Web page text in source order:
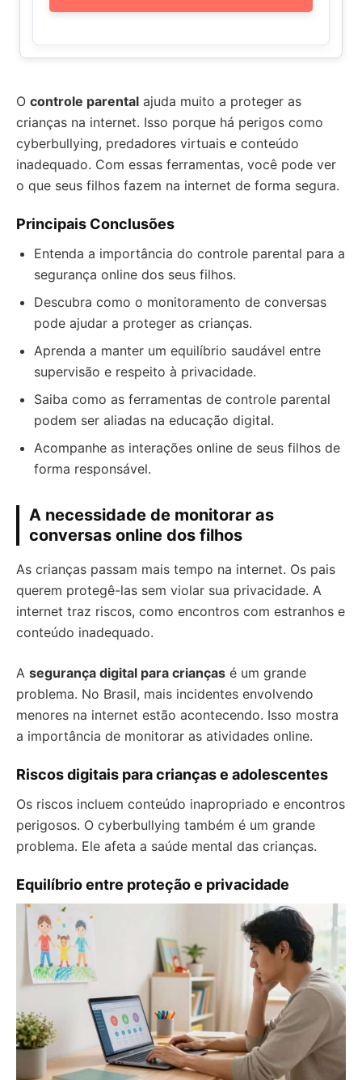
O controle parental ajuda muito a proteger as
crianças na internet. Isso porque há perigos como
cyberbullying, predadores virtuais e conteúdo
inadequado. Com essas ferramentas, você pode ver
o que seus filhos fazem na internet de forma segura.
Principais Conclusões
Entenda a importância do controle parental para a
segurança online dos seus filhos.
Descubra como o monitoramento de conversas
pode ajudar a proteger as crianças.
Aprenda a manter um equilíbrio saudável entre
supervisão e respeito à privacidade.
Saiba como as ferramentas de controle parental
podem ser aliadas na educação digital.
Acompanhe as interações online de seus filhos de
forma responsável.
A necessidade de monitorar as
conversas online dos filhos
As crianças passam mais tempo na internet. Os pais
querem protegê-las sem violar sua privacidade. A
internet traz riscos, como encontros com estranhos e
conteúdo inadequado.
A segurança digital para crianças é um grande
problema. No Brasil, mais incidentes envolvendo
menores na internet estão acontecendo. Isso mostra
a importância de monitorar as atividades online.
Riscos digitais para crianças e adolescentes
Os riscos incluem conteúdo inapropriado e encontros
perigosos. O cyberbullying também é um grande
problema. Ele afeta a saúde mental das crianças.
Equilíbrio entre proteção e privacidade